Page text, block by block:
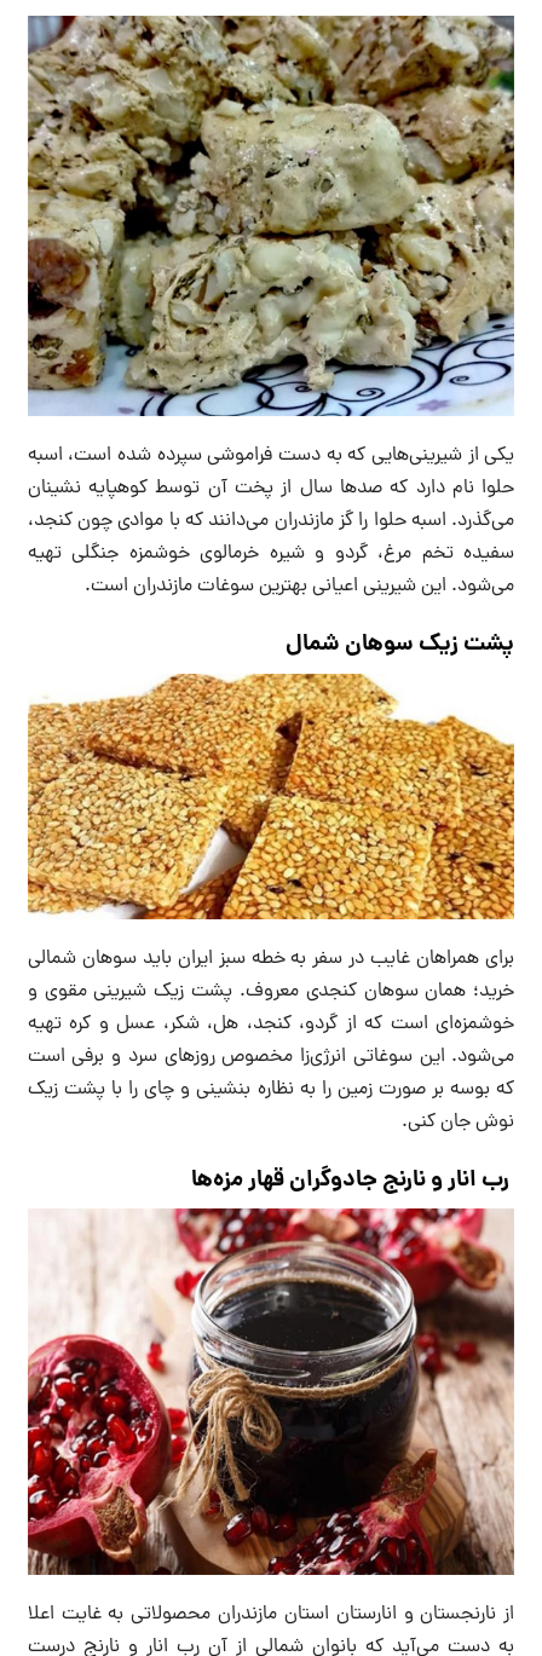
یکی از شیرینی‌هایی که به دست فراموشی سپرده شده است، اسبه
حلوا نام دارد که صدها سال از پخت آن توسط کوهپایه نشینان
می‌گذرد‌. اسبه حلوا را گز مازندران می‌دانند که با موادی چون کنجد،
سفیده تخم مرغ، گردو و شیره خرمالوی خوشمزه جنگلی تهیه
می‌شود. این شیرینی اعیانی بهترین سوغات مازندران است.
پشت زیک سوهان شمال
برای همراهان غایب در سفر به خطه سبز ایران باید سوهان شمالی
خرید؛ همان سوهان کنجدی معروف. پشت زیک شیرینی مقوی و
خوشمزه‌ای است که از گردو، کنجد، هل، شکر، عسل و کره تهیه
می‌شود.‌ این سوغاتی‌ انرژی‌زا مخصوص روزهای سرد و برفی است
که بوسه بر صورت زمین را به نظاره بنشینی و چای را با پشت زیک
نوش جان کنی.
رب انار و نارنج جادوگران قهار مزه‌ها
از نارنجستان و انارستان‌ استان مازندران محصولاتی به غایت اعلا
به دست می‌آید که بانوان شمالی از آن رب انار و نارنج درست